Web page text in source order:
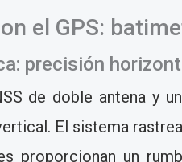
el GPS:
precisión
de doble antena y
El sistema
proporcionan un